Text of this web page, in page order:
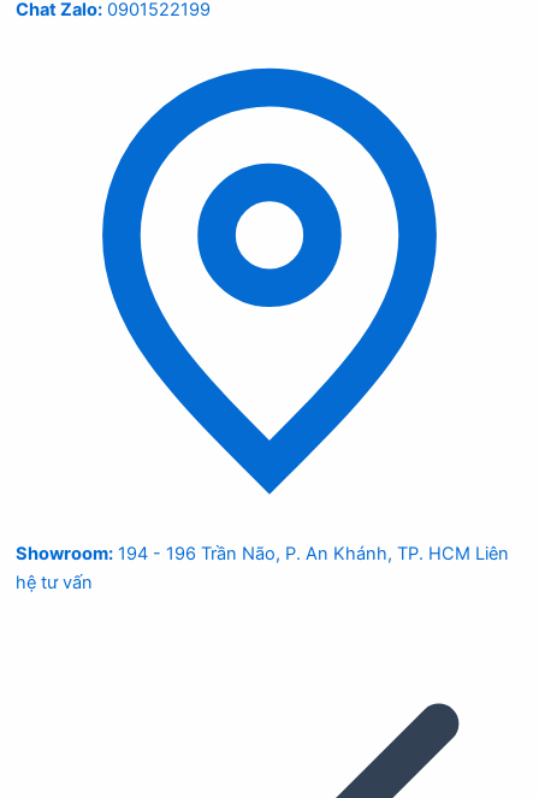
Chat Zalo: 0901522199
Showroom: 194 - 196 Trần Não, P. An Khánh, TP. HCM Liên
hệ tư vấn